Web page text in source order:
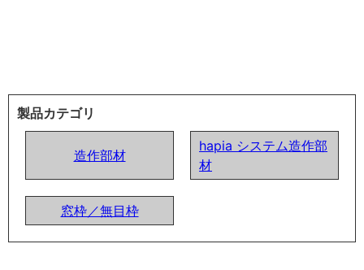
製品カテゴリ
造作部材
hapia システム造作部
材
窓枠／無目枠